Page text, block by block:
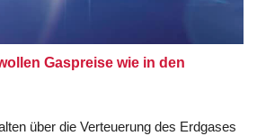
Gaspreise wie in den
über die Verteuerung des Erdgases